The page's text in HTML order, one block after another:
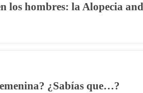
los hombres: la Alopecia
¿Sabías que…?